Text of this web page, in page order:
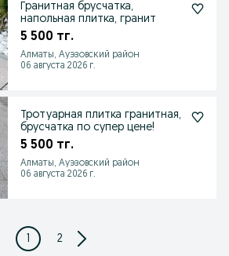
Гранитная брусчатка,
напольная плитка, гранит
5 500 тг.
Алматы, Ауэзовский район
06 августа 2026 г.
Тротуарная плитка гранитная,
брусчатка по супер цене!
5 500 тг.
Алматы, Ауэзовский район
06 августа 2026 г.
1 2